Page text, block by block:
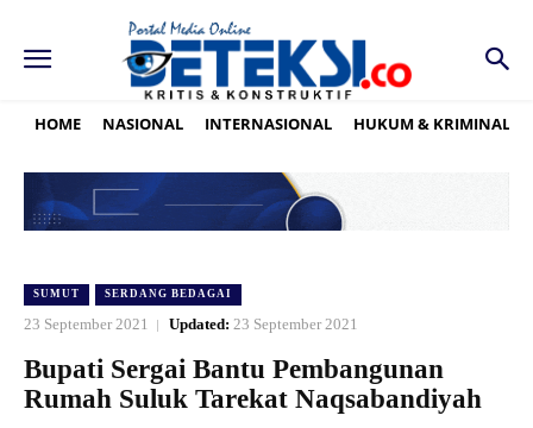
HOME NASIONAL INTERNASIONAL HUKUM & KRIMINAL
SUMUT SERDANG BEDAGAI
23 September 2021 Updated: 23 September 2021
Bupati Sergai Bantu Pembangunan
Rumah Suluk Tarekat Naqsabandiyah